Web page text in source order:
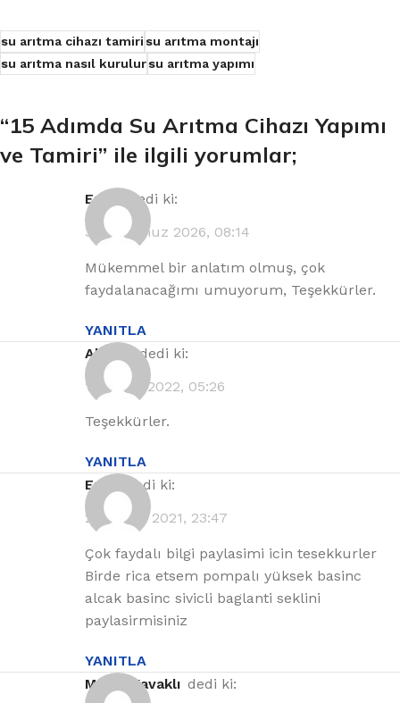
su arıtma cihazı tamirisu arıtma montajı
su arıtma nasıl kurulursu arıtma yapımı
“15 Adımda Su Arıtma Cihazı Yapımı
ve Tamiri” ile ilgili yorumlar;
Erdal
dedi ki:
30 Temmuz 2026, 08:14
Mükemmel bir anlatım olmuş, çok
faydalanacağımı umuyorum, Teşekkürler.
YANITLA
Ahmet
dedi ki:
10 Nisan 2022, 05:26
Teşekkürler.
YANITLA
Emin
dedi ki:
20 Şubat 2021, 23:47
Çok faydalı bilgi paylasimi icin tesekkurler
Birde rica etsem pompalı yüksek basinc
alcak basinc sivicli baglanti seklini
paylasirmisiniz
YANITLA
Murat Kavaklı dedi ki: